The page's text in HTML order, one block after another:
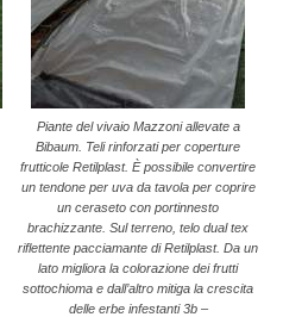
Piante del vivaio Mazzoni allevate a
Bibaum. Teli rinforzati per coperture
frutticole Retilplast. È possibile convertire
un tendone per uva da tavola per coprire
un ceraseto con portinnesto
brachizzante. Sul terreno, telo dual tex
riflettente pacciamante di Retilplast. Da un
lato migliora la colorazione dei frutti
sottochioma e dall’altro mitiga la crescita
delle erbe infestanti 3b –